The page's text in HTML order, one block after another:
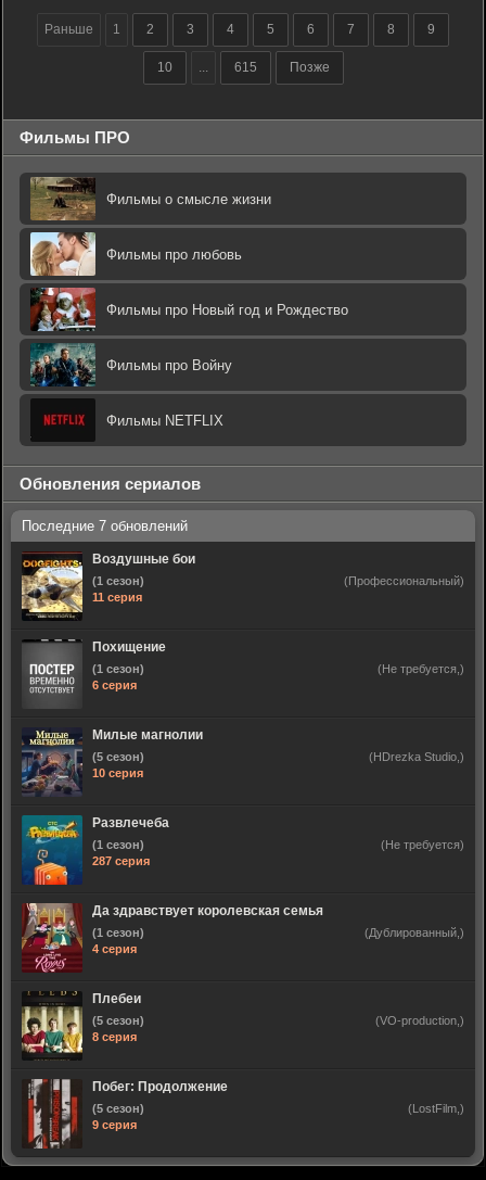
Раньше 1 2 3 4 5 6 7 8 9
10 ... 615 Позже
Фильмы ПРО
Фильмы о смысле жизни
Фильмы про любовь
Фильмы про Новый год и Рождество
Фильмы про Войну
Фильмы NETFLIX
Обновления сериалов
Воздушные бои
(1 сезон)
11 серия
(Профессиональный)
Похищение
(1 сезон)
6 серия
(Не требуется,)
Милые магнолии
(5 сезон)
10 серия
(HDrezka Studio,)
Развлечеба
(1 сезон)
287 серия
(Не требуется)
Да здравствует королевская семья
(1 сезон)
4 серия
(Дублированный,)
Плебеи
(5 сезон)
8 серия
(VO-production,)
Побег: Продолжение
(5 сезон)
9 серия
(LostFilm,)